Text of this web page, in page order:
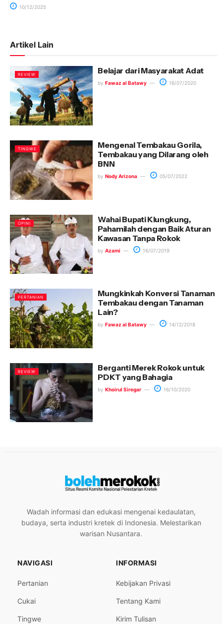
10/12/2025
Artikel Lain
REVIEW Belajar dari Masyarakat Adat
by Fawaz al Batawy 16/07/2020
TINGWE
Mengenal Tembakau Gorila,
Tembakau yang Dilarang oleh
BNN
by Nody Arizona 05/07/2022
OPINI
Wahai Bupati Klungkung,
Pahamilah dengan Baik Aturan
Kawasan Tanpa Rokok
by Azami 16/07/2019
PERTANIAN
Mungkinkah Konversi Tanaman
Tembakau dengan Tanaman
Lain?
by Fawaz al Batawy 14/12/2018
REVIEW
Berganti Merek Rokok untuk
PDKT yang Bahagia
by Khoirul Siregar 16/10/2020
Wadah informasi dan edukasi mengenai kedaulatan,
budaya, serta industri kretek di Indonesia. Melestarikan
warisan Nusantara.
NAVIGASI
Pertanian
Cukai
Tingwe
INFORMASI
Kebijakan Privasi
Tentang Kami
Kirim Tulisan